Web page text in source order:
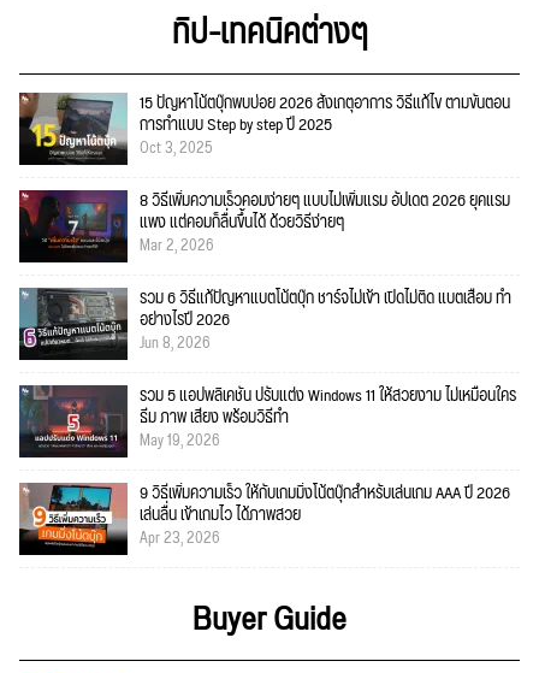
ทิป-เทคนิคต่างๆ
15 ปัญหาโน้ตบุ๊กพบบ่อย 2026 สังเกตุอาการ วิธีแก้ไข ตามขั้นตอน
การทำแบบ Step by step ปี 2025
Oct 3, 2025
8 วิธีเพิ่มความเร็วคอมง่ายๆ แบบไม่เพิ่มแรม อัปเดต 2026 ยุคแรม
แพง แต่คอมก็ลื่นขึ้นได้ ด้วยวิธีง่ายๆ
Mar 2, 2026
รวม 6 วิธีแก้ปัญหาแบตโน้ตบุ๊ก ชาร์จไม่เข้า เปิดไม่ติด แบตเสื่อม ทำ
อย่างไรปี 2026
Jun 8, 2026
รวม 5 แอปพลิเคชัน ปรับแต่ง Windows 11 ให้สวยงาม ไม่เหมือนใคร
ธีม ภาพ เสียง พร้อมวิธีทำ
May 19, 2026
9 วิธีเพิ่มความเร็ว ให้กับเกมมิ่งโน้ตบุ๊กสำหรับเล่นเกม AAA ปี 2026
เล่นลื่น เข้าเกมไว ได้ภาพสวย
Apr 23, 2026
Buyer Guide